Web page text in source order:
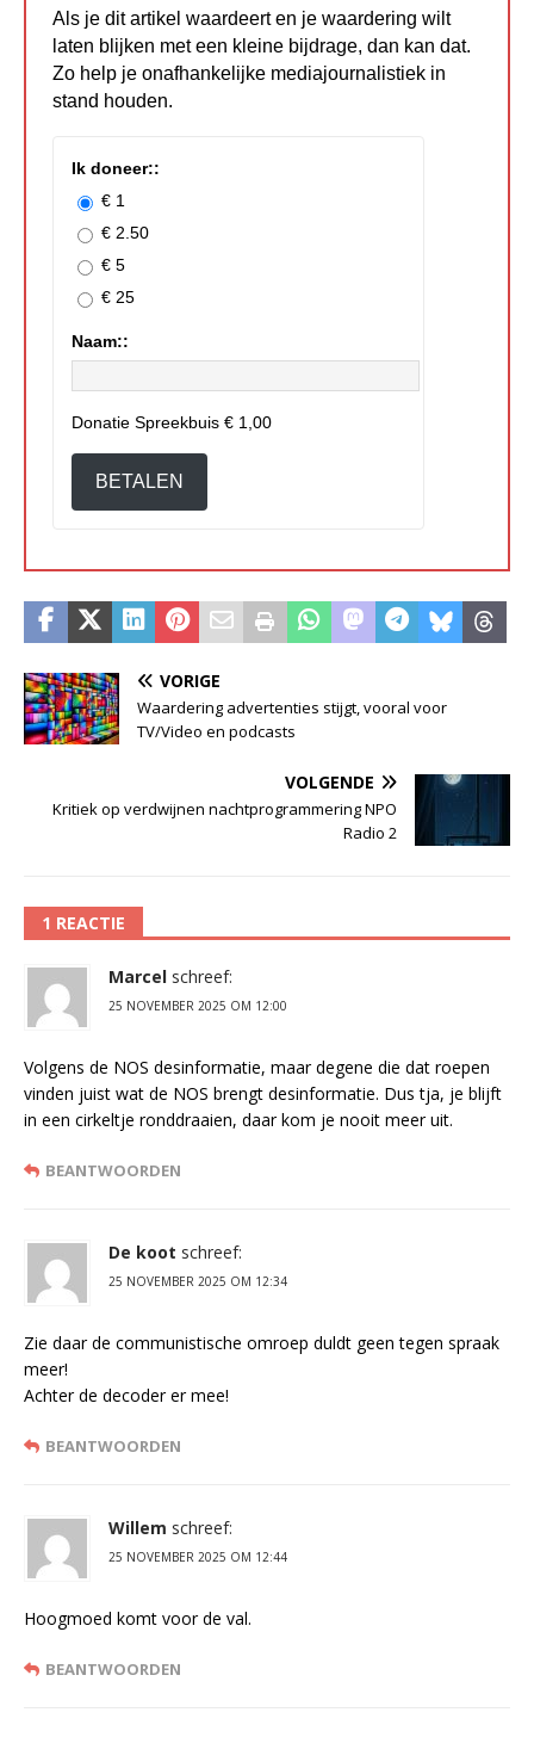
Als je dit artikel waardeert en je waardering wilt
laten blijken met een kleine bijdrage, dan kan dat.
Zo help je onafhankelijke mediajournalistiek in
stand houden.
Ik doneer::
€ 1
€ 2.50
€ 5
€ 25
Naam::
Donatie Spreekbuis € 1,00
BETALEN
VORIGE
Waardering advertenties stijgt, vooral voor
TV/Video en podcasts
VOLGENDE
Kritiek op verdwijnen nachtprogrammering NPO
Radio 2
1 REACTIE
Marcel schreef:
25 NOVEMBER 2025 OM 12:00
Volgens de NOS desinformatie, maar degene die dat roepen
vinden juist wat de NOS brengt desinformatie. Dus tja, je blijft
in een cirkeltje ronddraaien, daar kom je nooit meer uit.
BEANTWOORDEN
De koot schreef:
25 NOVEMBER 2025 OM 12:34
Zie daar de communistische omroep duldt geen tegen spraak
meer!
Achter de decoder er mee!
BEANTWOORDEN
Willem schreef:
25 NOVEMBER 2025 OM 12:44
Hoogmoed komt voor de val.
BEANTWOORDEN